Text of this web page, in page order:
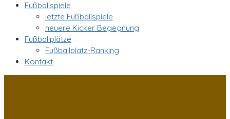
Fußballspiele
letzte Fußballspiele
neuere Kicker Begegnung
Fußballplätze
Fußballplatz-Ranking
Kontakt